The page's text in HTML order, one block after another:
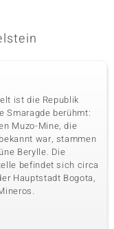
ist die Republik
Smaragde berühmt:
Muzo-Mine, die
war, stammen
Berylle. Die
befindet sich circa
Hauptstadt Bogota,